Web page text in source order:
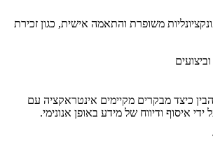
משופרת והתאמה אישית, כגון זכירת
להבין כיצד מבקרים מקיימים אינטראקציה עם
איסוף ודיווח של מידע באופן אנונימי.